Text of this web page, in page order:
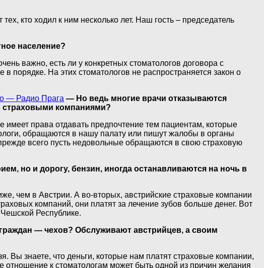
кто ходил к ним несколько лет. Наш гость – председатель
население?
важно, есть ли у конкретных стоматологов договора с
порядке. На этих стоматологов не распространяется закон о
— Радио Прага — Но ведь многие врачи отказываются
страховыми компаниями?
имеет права отдавать предпочтение тем пациентам, которые
обращаются в нашу палату или пишут жалобы в органы
всего пусть недовольные обращаются в свою страховую
но и дорогу, бензин, иногда останавливаются на ночь в
чем в Австрии. А во-вторых, австрийские страховые компании
компаний, они платят за лечение зубов больше денег. Вот
Республике.
— чехов? Обслуживают австрийцев, а своим
Вы знаете, что деньги, которые нам платят страховые компании,
к стоматологам может быть одной из причин желания